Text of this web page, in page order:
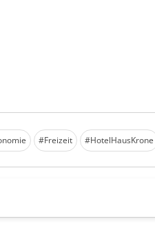
#Freizeit #HotelHausKrone